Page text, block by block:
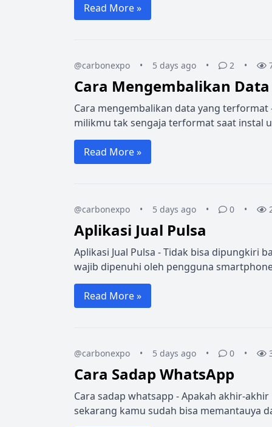
Read More »
@carbonexpo • 5 days ago • 2 •
Cara Mengembalikan
Cara mengembalikan data yang
milikmu tak sengaja terformat saat instal
Read More »
@carbonexpo • 5 days ago • 0 •
Aplikasi Jual Pulsa
Aplikasi Jual Pulsa - Tidak bisa dipungkiri
wajib dipenuhi oleh pengguna
Read More »
@carbonexpo • 5 days ago • 0 •
Cara Sadap WhatsApp
Cara sadap whatsapp - Apakah akhir-
sekarang kamu sudah bisa memantauya